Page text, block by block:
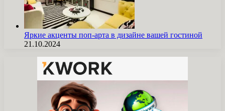
Яркие акценты поп-арта в дизайне вашей гостиной
21.10.2024